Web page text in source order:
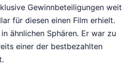
Gewinnbeteiligungen weit
für diesen einen Film erhielt.
ähnlichen Sphären. Er war zu
einer der bestbezahlten